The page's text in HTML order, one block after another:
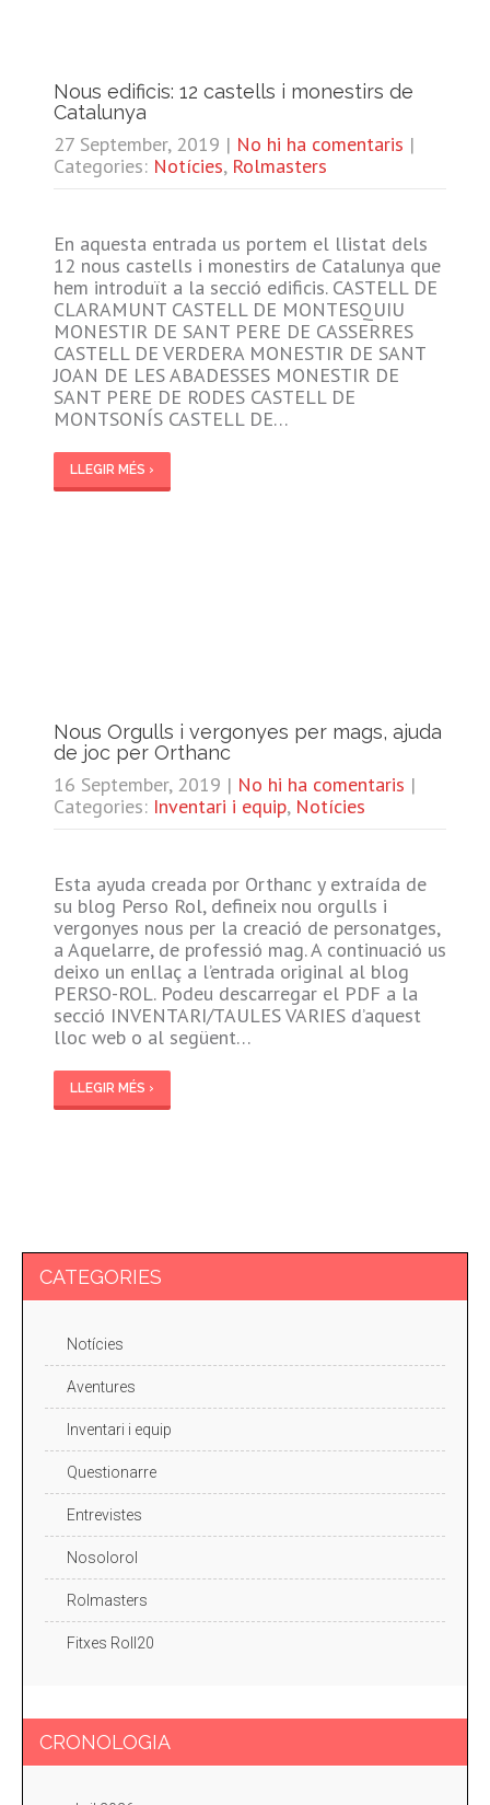
Nous edificis: 12 castells i monestirs de
Catalunya
27 September, 2019 | No hi ha comentaris |
Categories: Notícies, Rolmasters
En aquesta entrada us portem el llistat dels
12 nous castells i monestirs de Catalunya que
hem introduït a la secció edificis. CASTELL DE
CLARAMUNT CASTELL DE MONTESQUIU
MONESTIR DE SANT PERE DE CASSERRES
CASTELL DE VERDERA MONESTIR DE SANT
JOAN DE LES ABADESSES MONESTIR DE
SANT PERE DE RODES CASTELL DE
MONTSONÍS CASTELL DE…
LLEGIR MÉS ›
Nous Orgulls i vergonyes per mags, ajuda
de joc per Orthanc
16 September, 2019 | No hi ha comentaris |
Categories: Inventari i equip, Notícies
Esta ayuda creada por Orthanc y extraída de
su blog Perso Rol, defineix nou orgulls i
vergonyes nous per la creació de personatges,
a Aquelarre, de professió mag. A continuació us
deixo un enllaç a l’entrada original al blog
PERSO-ROL. Podeu descarregar el PDF a la
secció INVENTARI/TAULES VARIES d’aquest
lloc web o al següent…
LLEGIR MÉS ›
CATEGORIES
Notícies
Aventures
Inventari i equip
Questionarre
Entrevistes
Nosolorol
Rolmasters
Fitxes Roll20
CRONOLOGIA